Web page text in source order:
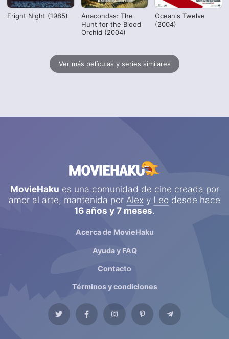
Fright Night (1985)
Anacondas: The
Hunt for the Blood
Orchid (2004)
Ocean's Twelve
(2004)
Ver más películas y series similares
MovieHaku es una comunidad de cine creada por
amor al arte, mantenida por Alex y Leo desde hace
16 años y 7 meses.
Acerca de MovieHaku
Ayuda y FAQ
Contacto
Términos y condiciones